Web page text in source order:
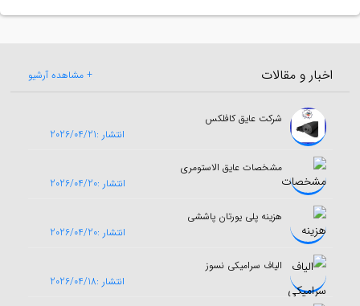
اخبار و مقالات + مشاهده آرشیو
شرکت عایق کافلکس
انتشار :2026/04/21
مشخصات عایق الاستومری
انتشار :2026/04/20
هزینه پلی یورتان پاششی
انتشار :2026/04/20
الیاف سرامیکی نسوز
انتشار :2026/04/18